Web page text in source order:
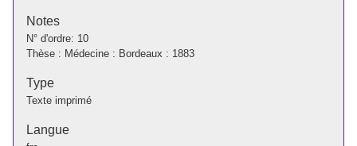
Notes
N° d'ordre: 10
Thèse : Médecine : Bordeaux : 1883
Type
Texte imprimé
Langue